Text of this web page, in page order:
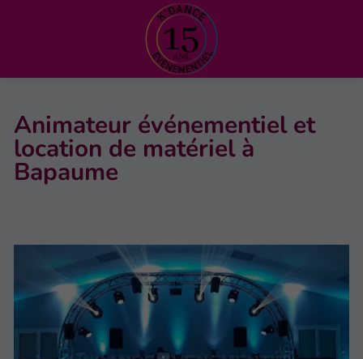
Animateur événementiel et
location de matériel à
Bapaume